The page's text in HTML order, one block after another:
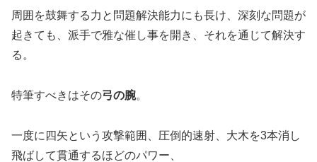
周囲を鼓舞する力と問題解決能力にも長け、深刻な問題が
起きても、派手で雅な催し事を開き、それを通じて解決す
る。
特筆すべきはその弓の腕。
一度に四矢という攻撃範囲、圧倒的速射、大木を3本消し
飛ばして貫通するほどのパワー、